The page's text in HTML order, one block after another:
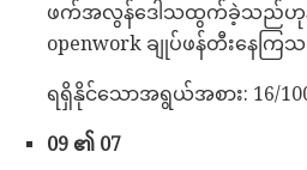
ဖက်အလွန်ဒေါသထွက်ခဲ့သည်ဟု
openwork ချုပ်ဖန်တီးနေကြ
ရရှိနိုင်သောအရွယ်အစား: 16/
09 ၏ 07